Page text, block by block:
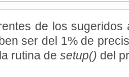
de los
ser del 1% de
rutina de setup() del